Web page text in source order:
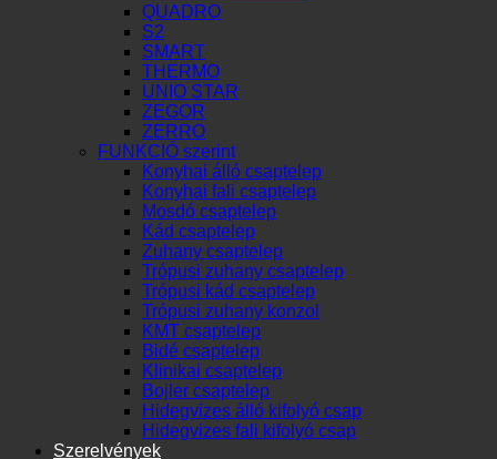
QUADRO
S2
SMART
THERMO
UNIO STAR
ZEGOR
ZERRO
FUNKCIÓ szerint
Konyhai álló csaptelep
Konyhai fali csaptelep
Mosdó csaptelep
Kád csaptelep
Zuhany csaptelep
Trópusi zuhany csaptelep
Trópusi kád csaptelep
Trópusi zuhany konzol
KMT csaptelep
Bidé csaptelep
Klinikai csaptelep
Bojler csaptelep
Hidegvizes álló kifolyó csap
Hidegvizes fali kifolyó csap
Szerelvények